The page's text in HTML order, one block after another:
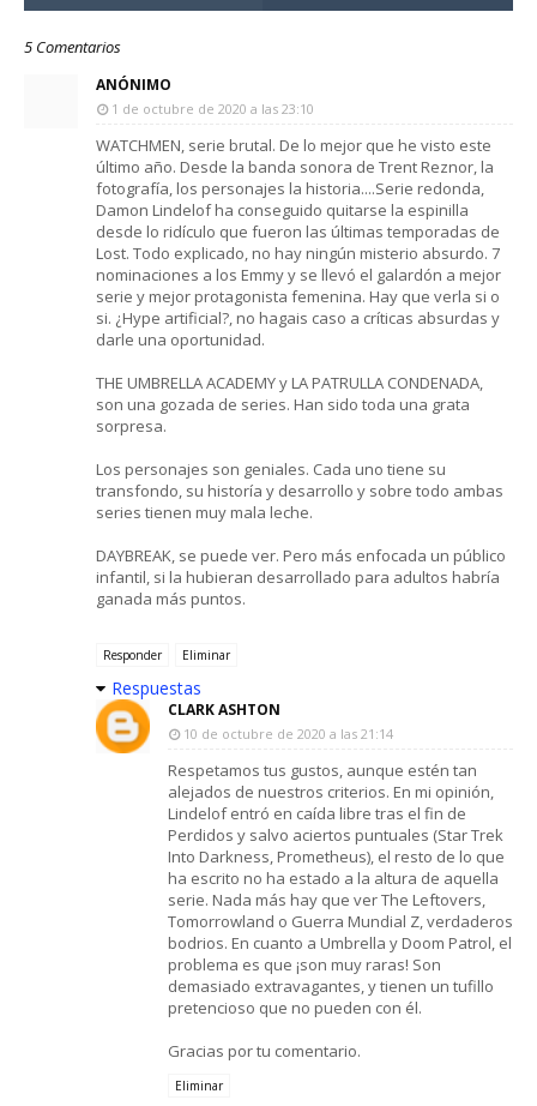
5 Comentarios
ANÓNIMO
1 de octubre de 2020 a las 23:10
WATCHMEN, serie brutal. De lo mejor que he visto este
último año. Desde la banda sonora de Trent Reznor, la
fotografía, los personajes la historia....Serie redonda,
Damon Lindelof ha conseguido quitarse la espinilla
desde lo ridículo que fueron las últimas temporadas de
Lost. Todo explicado, no hay ningún misterio absurdo. 7
nominaciones a los Emmy y se llevó el galardón a mejor
serie y mejor protagonista femenina. Hay que verla si o
si. ¿Hype artificial?, no hagais caso a críticas absurdas y
darle una oportunidad.
THE UMBRELLA ACADEMY y LA PATRULLA CONDENADA,
son una gozada de series. Han sido toda una grata
sorpresa.
Los personajes son geniales. Cada uno tiene su
transfondo, su historía y desarrollo y sobre todo ambas
series tienen muy mala leche.
DAYBREAK, se puede ver. Pero más enfocada un público
infantil, si la hubieran desarrollado para adultos habría
ganada más puntos.
Responder Eliminar
Respuestas
CLARK ASHTON
10 de octubre de 2020 a las 21:14
Respetamos tus gustos, aunque estén tan
alejados de nuestros criterios. En mi opinión,
Lindelof entró en caída libre tras el fin de
Perdidos y salvo aciertos puntuales (Star Trek
Into Darkness, Prometheus), el resto de lo que
ha escrito no ha estado a la altura de aquella
serie. Nada más hay que ver The Leftovers,
Tomorrowland o Guerra Mundial Z, verdaderos
bodrios. En cuanto a Umbrella y Doom Patrol, el
problema es que ¡son muy raras! Son
demasiado extravagantes, y tienen un tufillo
pretencioso que no pueden con él.
Gracias por tu comentario.
Eliminar